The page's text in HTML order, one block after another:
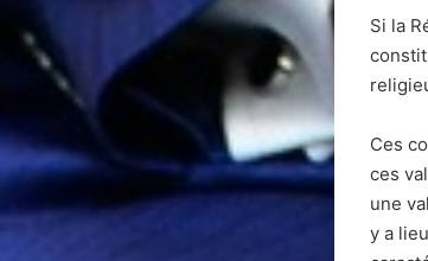
Si la
Ces
ces
une
y a